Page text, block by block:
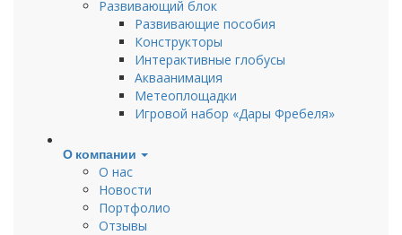
Развивающий блок
Развивающие пособия
Конструкторы
Интерактивные глобусы
Акваанимация
Метеоплощадки
Игровой набор «Дары Фребеля»
О компании
О нас
Новости
Портфолио
Отзывы